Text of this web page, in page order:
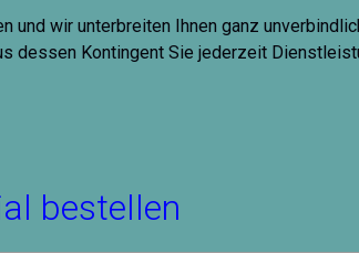
und wir unterbreiten Ihnen ganz
dessen Kontingent Sie jederzeit
bestellen